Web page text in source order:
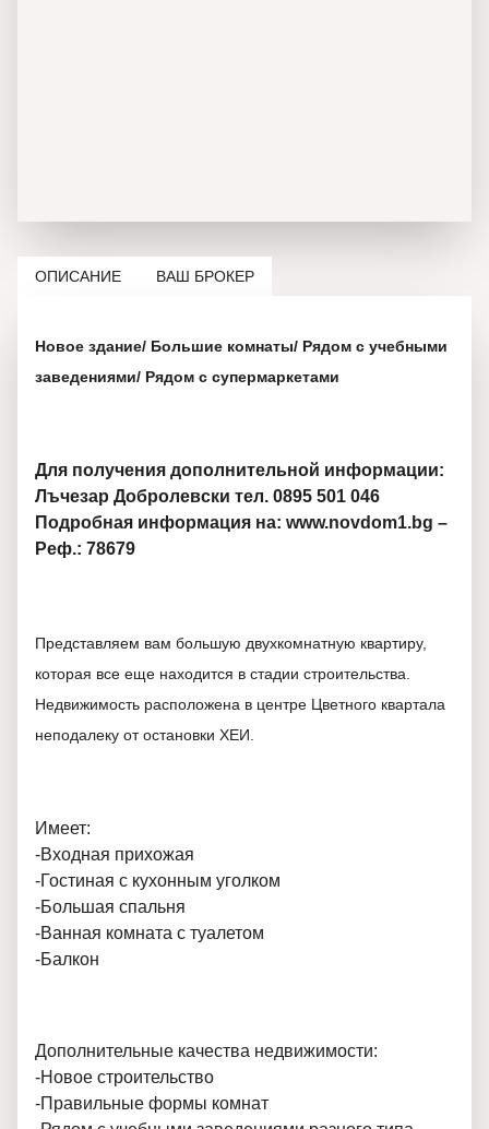
ОПИСАНИЕ ВАШ БРОКЕР
Новое здание/ Большие комнаты/ Рядом с учебными
заведениями/ Рядом с супермаркетами
Для получения дополнительной информации:
Лъчезар Добролевски тел. 0895 501 046
Подробная информация на: www.novdom1.bg –
Реф.: 78679
Представляем вам большую двухкомнатную квартиру,
которая все еще находится в стадии строительства.
Недвижимость расположена в центре Цветного квартала
неподалеку от остановки ХЕИ.
Имеет:
-Входная прихожая
-Гостиная с кухонным уголком
-Большая спальня
-Ванная комната с туалетом
-Балкон
Дополнительные качества недвижимости:
-Новое строительство
-Правильные формы комнат